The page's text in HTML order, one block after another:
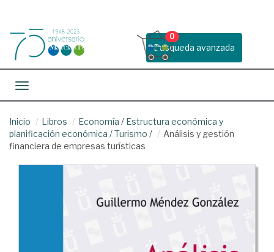
Busqueda avanzada
0
Toggle navigation
Inicio Libros Economía / Estructura económica y
planificación económica /Turismo /
Análisis y gestión
financiera de empresas turísticas